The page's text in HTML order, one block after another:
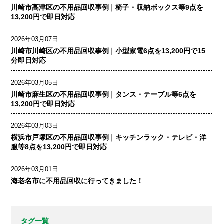
川崎市高津区の不用品回収事例｜椅子・収納ボックス等9点を
13,200円で即日対応
2026年03月07日
川崎市川崎区の不用品回収事例｜小型家電6点を13,200円で15
分即日対応
2026年03月05日
川崎市麻生区の不用品回収事例｜タンス・テーブル等6点を
13,200円で即日対応
2026年03月03日
横浜市戸塚区の不用品回収事例｜キッチンラック・テレビ・洋
服等8点を13,200円で即日対応
2026年03月01日
海老名市に不用品回収に行ってきました！
タグ一覧